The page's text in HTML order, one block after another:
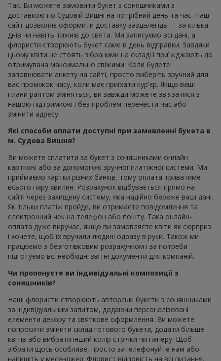
Так. Ви можете замовити букет з соняшниками з
доставкою по Судовій Вишні на потрібний день та час. Наш
сайт дозволяє оформити доставку заздалегідь — за кілька
днів чи навіть тижнів до свята. Ми записуємо всі дані, а
флористи створюють букет саме в день відправки. Завдяки
цьому квіти не стоять зібраними на складі і приїжджають до
отримувача максимально свіжими. Коли будете
заповнювати анкету на сайті, просто виберіть зручний для
вас проміжок часу, коли має приїхати кур'єр. Якщо ваші
плани раптом зміняться, ви завжди можете зв'язатися з
нашою підтримкою і без проблем перенести час або
змінити адресу.
Які способи оплати доступні при замовленні букета в
м. Судова Вишня?
Ви можете сплатити за букет з соняшниками онлайн
карткою або за допомогою зручної платіжної системи. Ми
приймаємо картки різних банків, тому оплата триватиме
всього пару хвилин. Розрахунок відбувається прямо на
сайті через захищену систему, яка надійно береже ваші дані.
Як тільки платіж пройде, ви отримаєте повідомлення та
електронний чек на телефон або пошту. Така онлайн-
оплата дуже виручає, якщо ви замовляєте квіти як сюрприз
і хочете, щоб їх вручили людині одразу в руки. Також ми
працюємо з безготівковим розрахунком і за потреби
підготуємо всі необхідні звітні документи для компаній.
Чи пропонуєте ви індивідуальні композиції з
соняшників?
Наші флористи створюють авторські букети з соняшниками
за індивідуальним запитом, додаючи персоналізовані
елементи декору та святкове оформлення. Ви можете
попросити змінити склад готового букета, додати більше
квітів або вибрати інший колір стрічки чи паперу. Щоб
зібрати щось особливе, просто зателефонуйте нам або
напишіть у месенджер. Флорист відповість на всі питання,